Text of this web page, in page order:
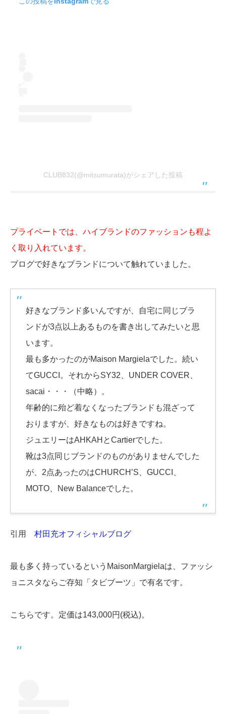
CLUB832(@mitsumurata)がシェアした投稿
プライベートでは、ハイブランドのファッションも程よ
く取り入れています。
ブログで好きなブランドについて触れていました。
好きなブランド多いんですが、自宅に同じブラ
ンドが3点以上あるものを書き出してみたいと思
います。
最も多かったのがMaison Margielaでした。続い
てGUCCI。それからSY32、UNDER COVER、
sacai・・・（中略）。
年齢的に殆ど着なくなったブランドも混ざって
おりますが、好きなものは好きですね。
ジュエリーはAHKAHとCartierでした。
靴は3点同じブランドのものがありませんでした
が、2点あったのはCHURCH’S、GUCCI、
MOTO、New Balanceでした。
引用 村田充オフィシャルブログ
最も多く持っているというMaisonMargielaは、ファッシ
ョニスタならご存知「タビブーツ」で有名です。
こちらです。定価は143,000円(税込)。